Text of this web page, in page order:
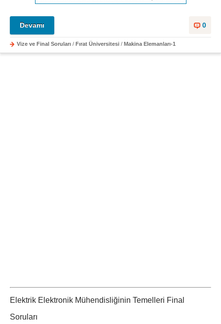
0
Devamı
Vize ve Final Soruları / Fırat Üniversitesi / Makina Elemanları-1
Elektrik Elektronik Mühendisliğinin Temelleri Final
Soruları